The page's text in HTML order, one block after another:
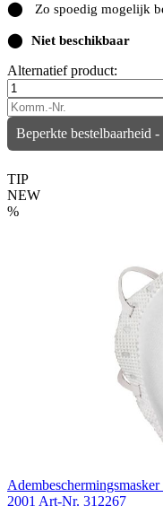
⬤ Zo spoedig mogelijk
⬤ Niet beschikbaar
Alternatief product:
Beperkte bestelbaarheid
TIP
NEW
%
2001 Art-Nr. 312267